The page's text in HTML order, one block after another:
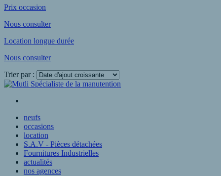
Prix occasion
Nous consulter
Location longue durée
Nous consulter
Trier par :
neufs
occasions
location
S.A.V - Pièces détachées
Fournitures Industrielles
actualités
nos agences